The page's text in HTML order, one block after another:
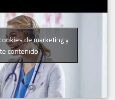
de marketing y
contenido